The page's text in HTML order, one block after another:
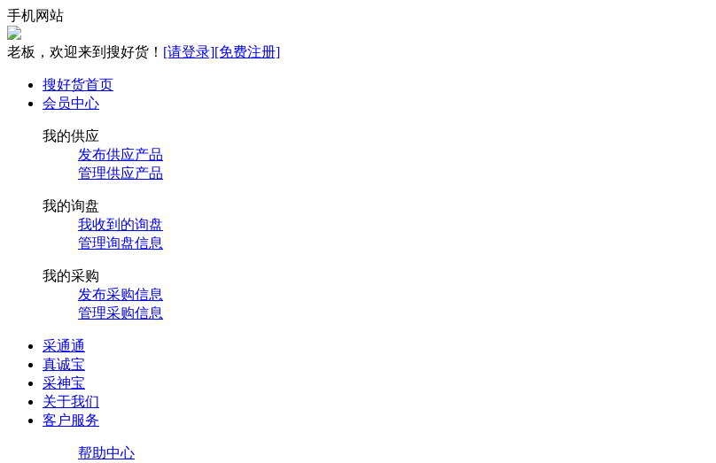
手机网站
老板，欢迎来到搜好货！ [请登录][免费注册]
搜好货首页
会员中心
我的供应
发布供应产品
管理供应产品
我的询盘
我收到的询盘
管理询盘信息
我的采购
发布采购信息
管理采购信息
采通通
真诚宝
采神宝
关于我们
客户服务
帮助中心